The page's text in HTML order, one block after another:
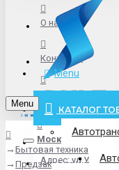
О нас
Контакты
info@pxlt.ru
Москва
Адрес:
Везде
Menu
КАТАЛОГ
Menu
Бытовая техника
Предзаказ из Китая